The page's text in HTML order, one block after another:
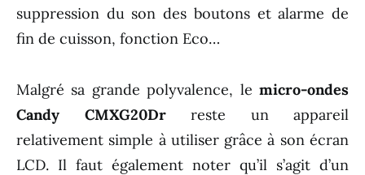
suppression du son des boutons et alarme de
fin de cuisson, fonction Eco…
Malgré sa grande polyvalence, le micro-ondes
Candy CMXG20Drreste un appareil
relativement simple à utiliser grâce à son écran
LCD. Il faut également noter qu’il s’agit d’un